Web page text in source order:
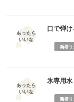
口で弾
新着リ
氷専用水
新着リ